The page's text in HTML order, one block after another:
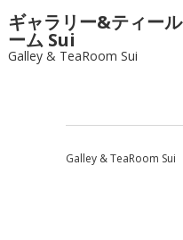
ギャラリー&ティール
ーム Sui
Galley & TeaRoom Sui
Galley & TeaRoom Sui